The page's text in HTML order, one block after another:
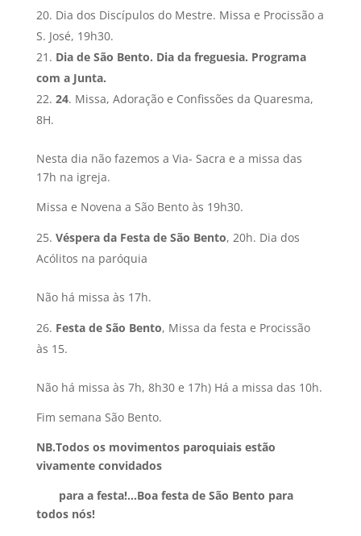
Dia dos Discípulos do Mestre. Missa e Procissão a
S. José, 19h30.
Dia de São Bento. Dia da freguesia. Programa
com a Junta.
24. Missa, Adoração e Confissões da Quaresma,
8H.
Nesta dia não fazemos a Via- Sacra e a missa das
17h na igreja.
Missa e Novena a São Bento às 19h30.
Véspera da Festa de São Bento, 20h. Dia dos
Acólitos na paróquia
Não há missa às 17h.
Festa de São Bento, Missa da festa e Procissão
às 15.
Não há missa às 7h, 8h30 e 17h) Há a missa das 10h.
Fim semana São Bento.
NB.Todos os movimentos paroquiais estão
vivamente convidados
para a festa!…Boa festa de São Bento para
todos nós!